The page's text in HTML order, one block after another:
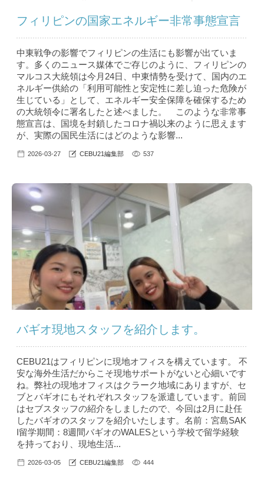
フィリピンの国家エネルギー非常事態宣言
中東戦争の影響でフィリピンの生活にも影響が出ていま
す。多くのニュース媒体でご存じのように、フィリピンの
マルコス大統領は今月24日、中東情勢を受けて、国内のエ
ネルギー供給の「利用可能性と安定性に差し迫った危険が
生じている」として、エネルギー安全保障を確保するため
の大統領令に署名したと述べました。 このような非常事
態宣言は、国境を封鎖したコロナ禍以来のように思えます
が、実際の国民生活にはどのような影響...
2026-03-27 CEBU21編集部 537
バギオ現地スタッフを紹介します。
CEBU21はフィリピンに現地オフィスを構えています。 不
安な海外生活だからこそ現地サポートがないと心細いです
ね。弊社の現地オフィスはクラーク地域にありますが、セ
ブとバギオにもそれぞれスタッフを派遣しています。前回
はセブスタッフの紹介をしましたので、今回は2月に赴任
したバギオのスタッフを紹介いたします。名前：宮島SAK
I留学期間：8週間バギオのWALESという学校で留学経験
を持っており、現地生活...
2026-03-05 CEBU21編集部 444